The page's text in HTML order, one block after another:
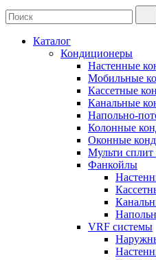
Каталог
Кондиционеры
Настенные
Мобильные
Кассетные
Канальные
Напольно-
Колонные
Оконные
Мульти сплит
Фанкойлы
VRF системы